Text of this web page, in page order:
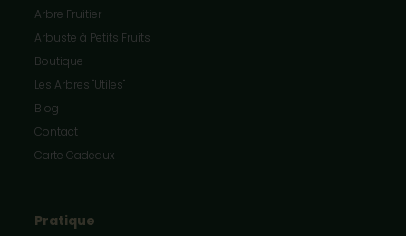
Arbre Fruitier
Arbuste à Petits Fruits
Boutique
Les Arbres "Utiles"
Blog
Contact
Carte Cadeaux
Pratique